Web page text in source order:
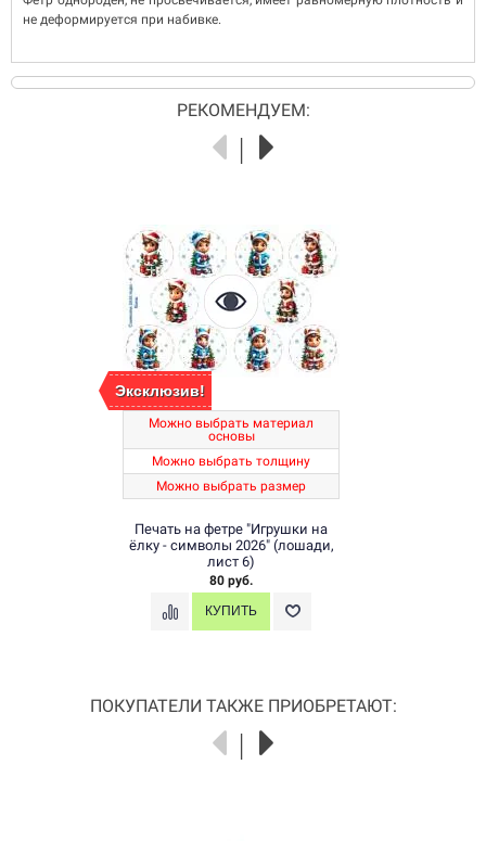
не деформируется при набивке.
РЕКОМЕНДУЕМ:
Эксклюзив!
Можно выбрать материал
основы
Можно выбрать толщину
Можно выбрать размер
Печать на фетре "Игрушки на
ёлку - символы 2026" (лошади,
лист 6)
80 руб.
ПОКУПАТЕЛИ ТАКЖЕ ПРИОБРЕТАЮТ: